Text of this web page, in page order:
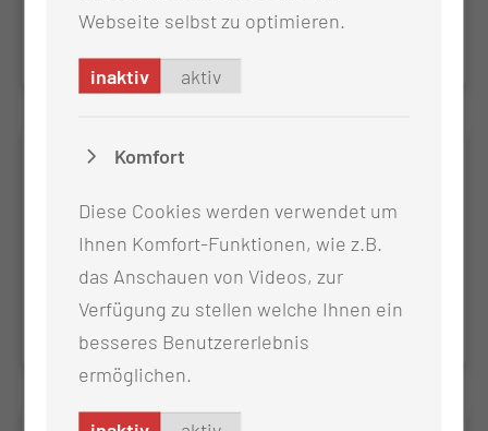
NotArzt SIMulation (NASIM)
Dein Einstieg in die präklinische Realität – sicher,
von 25 (simulierten) Notfalleinsätzen zur Erlangung
der Zusatz-Weiterbildung Notfallmedizin.
Webseite selbst zu optimieren.
inaktiv aktiv
Komfort
Diese Cookies werden verwendet um
Ihnen Komfort-Funktionen, wie z.B.
das Anschauen von Videos, zur
Verfügung zu stellen welche Ihnen ein
besseres Benutzererlebnis
ermöglichen.